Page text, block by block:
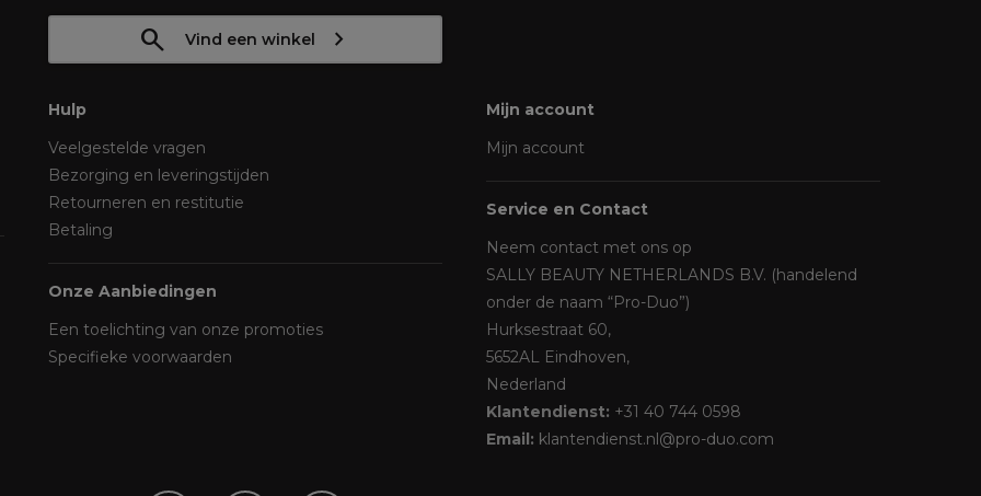
Vind een winkel
Hulp
Veelgestelde vragen
Bezorging en leveringstijden
Retourneren en restitutie
Betaling
Onze Aanbiedingen
Een toelichting van onze promoties
Specifieke voorwaarden
Mijn account
Mijn account
Service en Contact
Neem contact met ons op
SALLY BEAUTY NETHERLANDS B.V. (handelend
onder de naam “Pro-Duo”)
Hurksestraat 60,
5652AL Eindhoven,
Nederland
Klantendienst: +31 40 744 0598
Email: klantendienst.nl@pro-duo.com